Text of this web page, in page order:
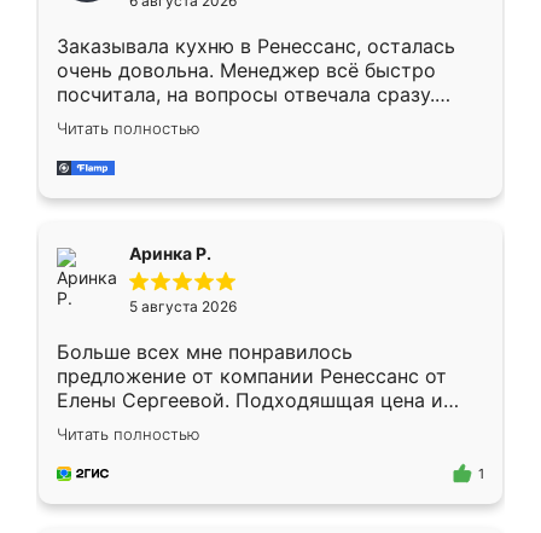
мебели буду заказывать только здесь.
Заказывала кухню в Ренессанс, осталась
очень довольна. Менеджер всё быстро
посчитала, на вопросы отвечала сразу.
Замерщик приехал в субботу, подошёл к
делу со всей ответственностью. Собрали
за день, ребята работали аккуратно, даже
Читать полностью
Аринка Р.
5 августа 2026
Больше всех мне понравилось
предложение от компании Ренессанс от
Елены Сергеевой. Подходяшщая цена и
короткие сроки изготовления. Приехавший
для замера сотрудник Владислав
предложил по моему эскизу самый
Читать полностью
1